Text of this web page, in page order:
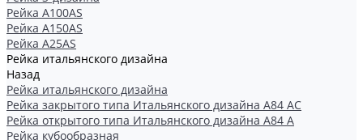
Рейка А100АS
Рейка А150АS
Рейка А25АS
Рейка итальянского дизайна
Назад
Рейка итальянского дизайна
Рейка закрытого типа Итальянского дизайна А84 АС
Рейка открытого типа Итальянского дизайна А84 А
Рейка кубообразная